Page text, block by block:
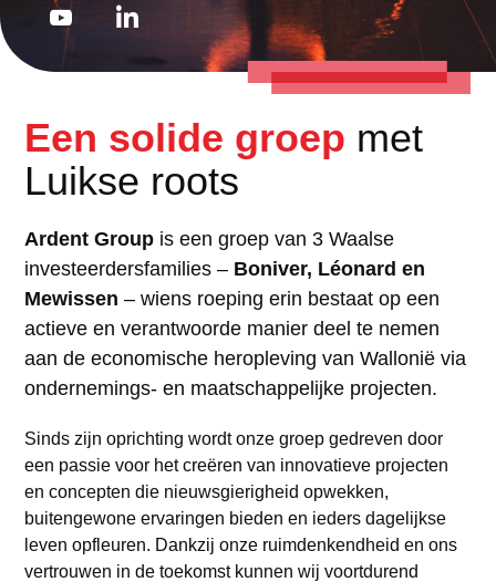
Een solide groep met
Luikse roots
Ardent Group is een groep van 3 Waalse
investeerdersfamilies – Boniver, Léonard en
Mewissen – wiens roeping erin bestaat op een
actieve en verantwoorde manier deel te nemen
aan de economische heropleving van Wallonië via
ondernemings- en maatschappelijke projecten.
Sinds zijn oprichting wordt onze groep gedreven door
een passie voor het creëren van innovatieve projecten
en concepten die nieuwsgierigheid opwekken,
buitengewone ervaringen bieden en ieders dagelijkse
leven opfleuren. Dankzij onze ruimdenkendheid en ons
vertrouwen in de toekomst kunnen wij voortdurend